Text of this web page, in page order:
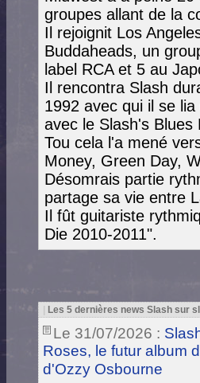
groupes allant de la
Il rejoignit Los
Buddaheads, un
label RCA et 5 au
Il rencontra Slash
1992 avec qui il se
avec le Slash's Blues
Tou cela l'a mené
Money, Green Day,
Désomrais partie
partage sa vie entre
Il fût guitariste
Die 2010-2011".
Les 5 dernières news Slash sur
Le 31/07/2026 :
Roses, le futur album
d'Ozzy Osbourne